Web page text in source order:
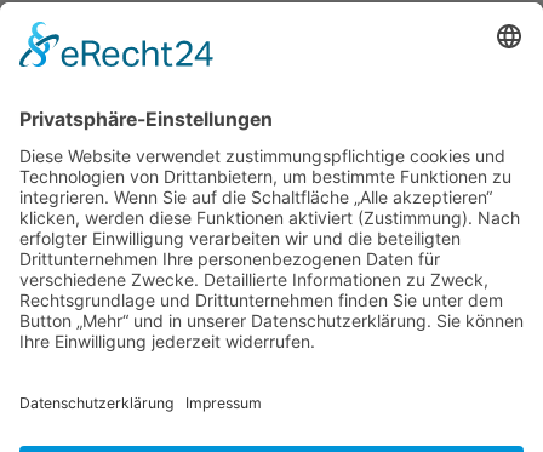
Magdeburg
Mönchengladbach
Münster
Nürnberg
Oldenburg
Osnabrück
Passau
Regensburg
Rosenheim
Rehburg-Loccum
Rostock
Stuttgart
Tübingen